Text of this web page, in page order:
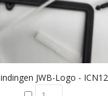
JWB-Logo - ICN12